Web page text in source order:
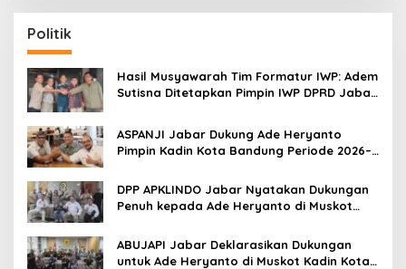
r
c
h
f
o
r
:
Politik
Hasil Musyawarah Tim Formatur IWP: Adem
Sutisna Ditetapkan Pimpin IWP DPRD Jabar
ASPANJI Jabar Dukung Ade Heryanto
Pimpin Kadin Kota Bandung Periode 2026–
DPP APKLINDO Jabar Nyatakan Dukungan
Penuh kepada Ade Heryanto di Muskot
ABUJAPI Jabar Deklarasikan Dukungan
untuk Ade Heryanto di Muskot Kadin Kota